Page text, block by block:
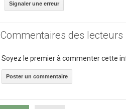
Signaler une erreur
Commentaires des lecteurs
Soyez le premier à commenter cette
Poster un commentaire